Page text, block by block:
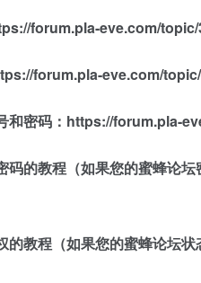
forum.pla-eve.com/
forum.pla-eve.com/
和密码： https://forum.pla-
码的教程（如果您的蜜蜂论坛
的教程（如果您的蜜蜂论坛状